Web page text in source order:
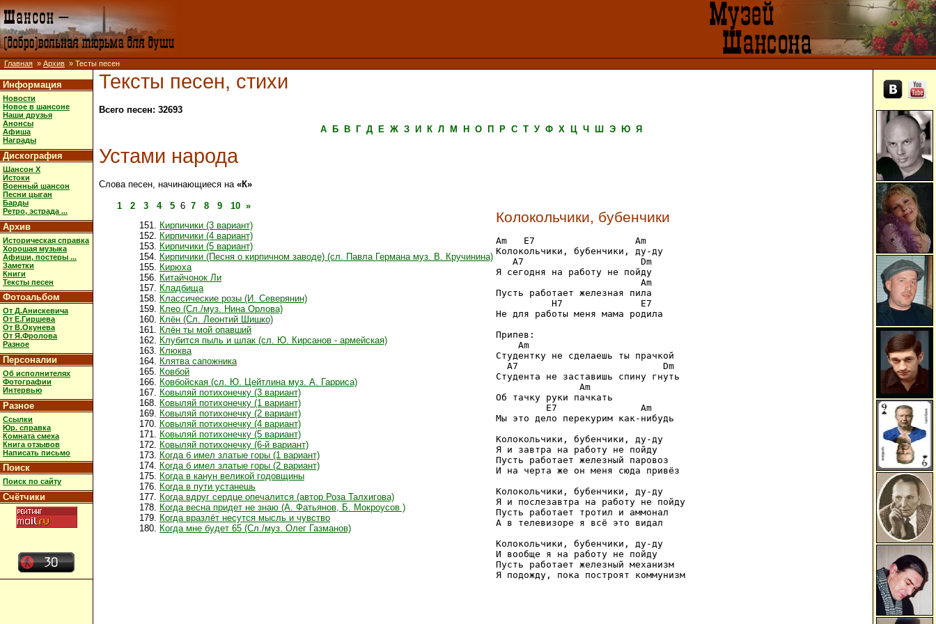
Главная » Архив » Тесты песен
Информация
Новости
Новое в шансоне
Наши друзья
Анонсы
Афиша
Награды
Дискография
Шансон X
Истоки
Военный шансон
Песни цыган
Барды
Ретро, эстрада ...
Архив
Историческая справка
Хорошая музыка
Афиши, постеры ...
Заметки
Книги
Тексты песен
Фотоальбом
От Д.Анискевича
От Е.Гиршева
От В.Окунева
От Я.Фролова
Разное
Персоналии
Об исполнителях
Фотографии
Интервью
Разное
Ссылки
Юр. справка
Комната смеха
Книга отзывов
Написать письмо
Поиск
Поиск по сайту
Счётчики
Тексты песен, стихи
Всего песен: 32693
А
Б В Г Д Е Ж З И К Л М Н О П Р С Т У Ф Х Ц Ч Ш Э Ю Я
Устами народа
Слова песен, начинающиеся на «К»
1 2 3 4 5 6 7 8 9 10 »
Кирпичики (3 вариант)
Кирпичики (4 вариант)
Кирпичики (5 вариант)
Кирпичики (Песня о кирпичном заводе) (сл. Павла Германа муз. В. Кручинина)
Кирюха
Китайчонок Ли
Кладбища
Классические розы (И. Северянин)
Клео (Сл./муз. Нина Орлова)
Клён (Сл. Леонтий Шишко)
Клён ты мой опавший
Клубится пыль и шлак (сл. Ю. Кирсанов - армейская)
Клюква
Клятва сапожника
Ковбой
Ковбойская (сл. Ю. Цейтлина муз. А. Гарриса)
Ковыляй потихонечкy (3 вариант)
Ковыляй потихонечку (1 вариант)
Ковыляй потихонечку (2 вариант)
Ковыляй потихонечку (4 вариант)
Ковыляй потихонечку (5 вариант)
Ковыляй потихонечку (6-й вариант)
Когда б имел златые горы (1 вариант)
Когда б имел златые горы (2 вариант)
Когда в канун великой годовщины
Когда в пути устанешь
Когда вдруг сердце опечалится (автор Роза Талхигова)
Когда весна придет не знаю (А. Фатьянов, Б. Мокроусов )
Когда вразлёт несутся мысль и чувство
Когда мне будет 65 (Сл./муз. Олег Газманов)
Колокольчики, бубенчики
Am   E7                  Am
Колокольчики, бубенчики, ду-ду
   A7                     Dm
Я сегодня на работу не пойду
                          Am
Пусть работает железная пила
          H7              E7
Не для работы меня мама родила
Припев:
    Am
Студентку не сделаешь ты прачкой
  A7                          Dm
Студента не заставишь спину гнуть
               Am
Об тачку руки пачкать
         E7               Am
Мы это дело перекурим как-нибудь
Колокольчики, бубенчики, ду-ду
Я и завтра на работу не пойду
Пусть работает железный паровоз
И на черта же он меня сюда привёз
Колокольчики, бубенчики, ду-ду
Я и послезавтра на работу не пойду
Пусть работает тротил и аммонал
А в телевизоре я всё это видал
Колокольчики, бубенчики, ду-ду
И вообще я на работу не пойду
Пусть работает железный механизм
Я подожду, пока построят коммунизм